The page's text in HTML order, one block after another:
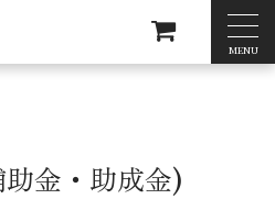
MENU
助金・助成金)